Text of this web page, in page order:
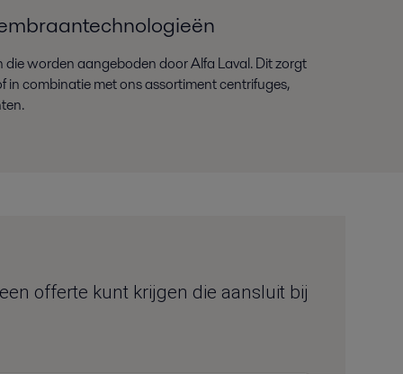
worden aangeboden door Alfa Laval. Dit zorgt
in combinatie met ons assortiment centrifuges,
offerte kunt krijgen die aansluit bij